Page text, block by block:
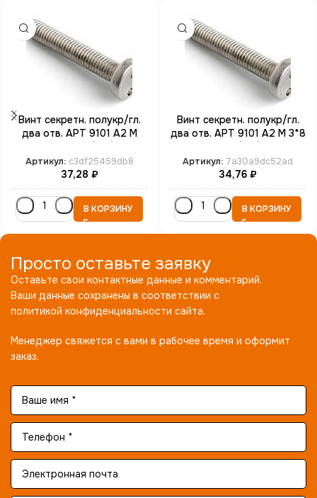
Винт секретн. полукр/гл.
два отв. АРТ 9101 А2 M
Артикул: c3df25459db8
37,28 ₽
В КОРЗИНУ
Винт секретн. полукр/гл.
два отв. АРТ 9101 А2 M 3*8
Артикул: 7a30a9dc52ad
34,76 ₽
В КОРЗИНУ
Просто оставьте заявку
Оставьте свои контактные данные и комментарий.
Ваши данные сохранены в соответствии с
политикой конфиденциальности сайта.
Менеджер свяжется с вами в рабочее время и оформит
заказ.